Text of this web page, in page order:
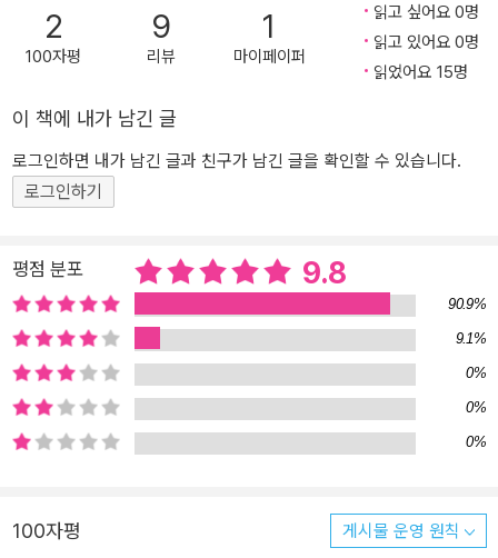
구해 줄 행운이 올 것임을 믿게 된다. 그 믿음으로 지금 당장은 좀 힘
들고 부족해도 큰 불만이나 불평 없이 견딜 수 있게 되는 것이다. 그리
고 정말이지 행운은 우리 삶에 말 그대로 '행운처럼' 찾아온다. 이 책,
<내 손을 잡아>의 주인공 못난이 곰 인형에게도 행운이 찾아온다. 볼
루를 보내고 있던 못난이 곰이 어느 날 가난하지만 맘씨 좋은 아이를
주인으로 만나게 되어 행복한 삶을 누리게 된 것이다. 행복을 나누는
못난이 곰은 자신의 외모 때문에 스스로 아무짝에도 쓸모가 없을 거
라고 생각한다. 반면 왕자 곰은 수려한 외모를 뽐내면서 자신의 장밋
빛 미래를 확신한다. 그런데 결과는 정반대. 왕자 곰은 부잣집 아이네
집으로 가게 되었는데, 처음 며칠간만 대접을 잡고 그 이후로는 침대
아래 처박힘을 당하는 신세로 전락한다. 반면 못난이 곰은 가난한 아
이의 놀이 동무가 되어 함께 살게 되는데 하루하루 즐겁고 행복하게
보낸다. 그 아이의 진정한 친구가 되어서 말이다. 그런데 어느 날 다시
만난 못난이 곰과 왕자 곰은 서로의 신세가 바뀌었다는 것을 안다. 우
에게 제발 데려가 달라고 부탁하고, 못난이 곰은 깊은 고민 끝에 왕자
곰을 집으로 데리고 간다. 왕자 곰에게 손을 내밀어 자신의 행복을 기
2
100자평
9
리뷰
1
마이페이퍼
읽고 싶어요 0명
읽고 있어요 0명
읽었어요 15명
이 책에 내가 남긴 글
로그인하면 내가 남긴 글과 친구가 남긴 글을 확인할 수 있습니다.
로그인하기
평점 분포 9.8
90.9%
9.1%
0%
0%
0%
100자평 게시물 운영 원칙